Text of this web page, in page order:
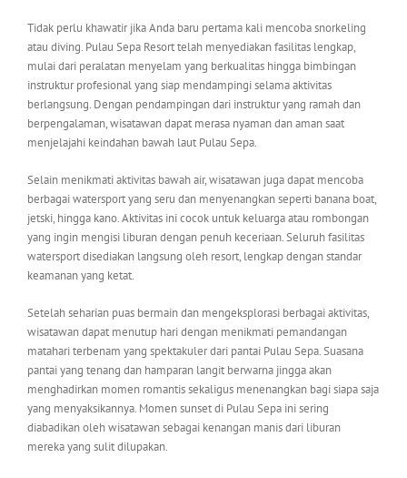
Tidak perlu khawatir jika Anda baru pertama kali mencoba snorkeling
atau diving. Pulau Sepa Resort telah menyediakan fasilitas lengkap,
mulai dari peralatan menyelam yang berkualitas hingga bimbingan
instruktur profesional yang siap mendampingi selama aktivitas
berlangsung. Dengan pendampingan dari instruktur yang ramah dan
berpengalaman, wisatawan dapat merasa nyaman dan aman saat
menjelajahi keindahan bawah laut Pulau Sepa.
Selain menikmati aktivitas bawah air, wisatawan juga dapat mencoba
berbagai watersport yang seru dan menyenangkan seperti banana boat,
jetski, hingga kano. Aktivitas ini cocok untuk keluarga atau rombongan
yang ingin mengisi liburan dengan penuh keceriaan. Seluruh fasilitas
watersport disediakan langsung oleh resort, lengkap dengan standar
keamanan yang ketat.
Setelah seharian puas bermain dan mengeksplorasi berbagai aktivitas,
wisatawan dapat menutup hari dengan menikmati pemandangan
matahari terbenam yang spektakuler dari pantai Pulau Sepa. Suasana
pantai yang tenang dan hamparan langit berwarna jingga akan
menghadirkan momen romantis sekaligus menenangkan bagi siapa saja
yang menyaksikannya. Momen sunset di Pulau Sepa ini sering
diabadikan oleh wisatawan sebagai kenangan manis dari liburan
mereka yang sulit dilupakan.